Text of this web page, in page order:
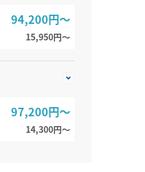
94,200円～
15,950円〜
97,200円～
14,300円〜